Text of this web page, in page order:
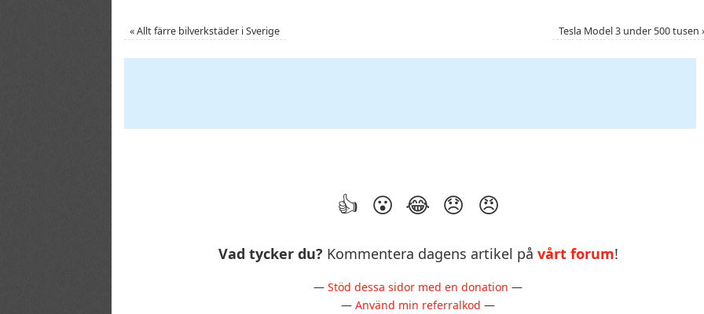
«Allt färre bilverkstäder i Sverige Tesla Model 3 under 500 tusen
Vad tycker du? Kommentera dagens artikel på vårt forum!
— Stöd dessa sidor med en donation —
— Använd min referralkod —